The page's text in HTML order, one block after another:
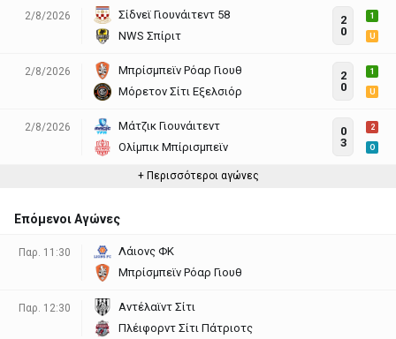
2/8/2026
Σίδνεϊ Γιουνάιτεντ 58
NWS Σπίριτ
2
0
1
U
2/8/2026
Μπρίσμπεϊν Ρόαρ Γιουθ
Μόρετον Σίτι Εξελσιόρ
2
0
1
U
2/8/2026
Μάτζικ Γιουνάιτεντ
Ολίμπικ Μπίρισμπεϊν
0
3
2
O
+ Περισσότεροι αγώνες
Επόμενοι Αγώνες
Παρ. 11:30
Λάιονς ΦΚ
Μπρίσμπεϊν Ρόαρ Γιουθ
Παρ. 12:30
Αντέλαϊντ Σίτι
Πλέιφορντ Σίτι Πάτριοτς